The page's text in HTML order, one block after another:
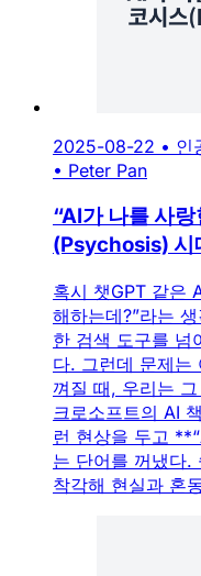
2025-08-22 • 인
• Peter Pan
“AI가 나를 사
(Psychosis) 시
혹시 챗GPT 같은
해하는데?”라는
한 검색 도구를 넘
다. 그런데 문제는
껴질 때, 우리는
크로소프트의 AI
런 현상을 두고
는 단어를 꺼냈다.
착각해 현실과 혼